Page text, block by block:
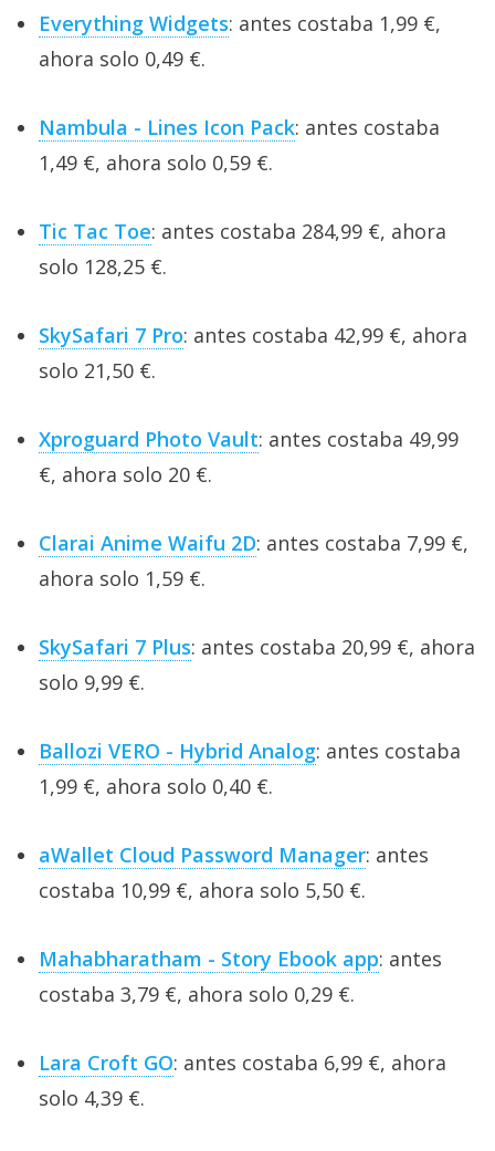
Everything Widgets: antes costaba 1,99 €,
ahora solo 0,49 €.
Nambula - Lines Icon Pack: antes costaba
1,49 €, ahora solo 0,59 €.
Tic Tac Toe: antes costaba 284,99 €, ahora
solo 128,25 €.
SkySafari 7 Pro: antes costaba 42,99 €, ahora
solo 21,50 €.
Xproguard Photo Vault: antes costaba 49,99
€, ahora solo 20 €.
Clarai Anime Waifu 2D: antes costaba 7,99 €,
ahora solo 1,59 €.
SkySafari 7 Plus: antes costaba 20,99 €, ahora
solo 9,99 €.
Ballozi VERO - Hybrid Analog: antes costaba
1,99 €, ahora solo 0,40 €.
aWallet Cloud Password Manager: antes
costaba 10,99 €, ahora solo 5,50 €.
Mahabharatham - Story Ebook app: antes
costaba 3,79 €, ahora solo 0,29 €.
Lara Croft GO: antes costaba 6,99 €, ahora
solo 4,39 €.